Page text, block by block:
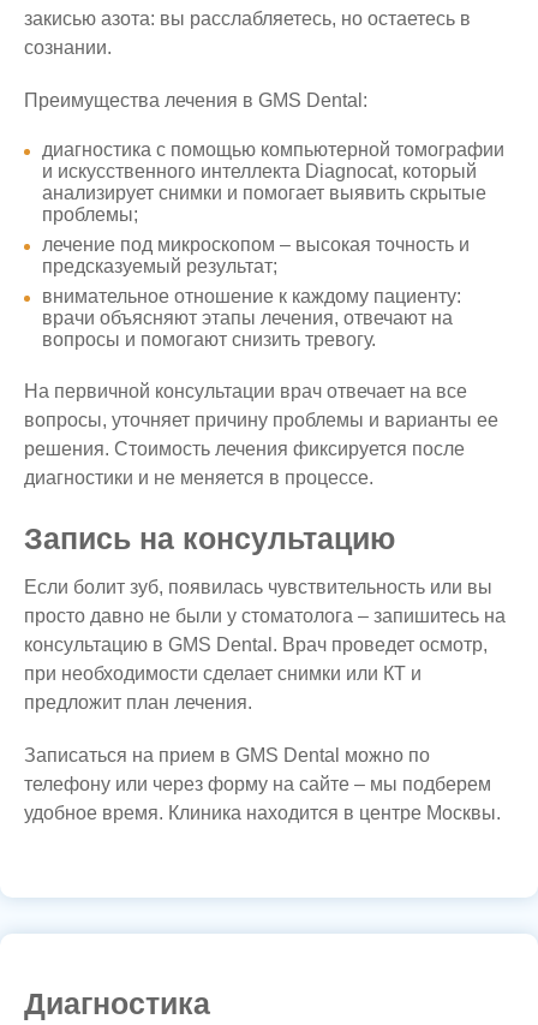
закисью азота: вы расслабляетесь, но остаетесь в
сознании.
Преимущества лечения в GMS Dental:
диагностика с помощью компьютерной томографии
и искусственного интеллекта Diagnocat, который
анализирует снимки и помогает выявить скрытые
проблемы;
лечение под микроскопом – высокая точность и
предсказуемый результат;
внимательное отношение к каждому пациенту:
врачи объясняют этапы лечения, отвечают на
вопросы и помогают снизить тревогу.
На первичной консультации врач отвечает на все
вопросы, уточняет причину проблемы и варианты ее
решения. Стоимость лечения фиксируется после
диагностики и не меняется в процессе.
Запись на консультацию
Если болит зуб, появилась чувствительность или вы
просто давно не были у стоматолога – запишитесь на
консультацию в GMS Dental. Врач проведет осмотр,
при необходимости сделает снимки или КТ и
предложит план лечения.
Записаться на прием в GMS Dental можно по
телефону или через форму на сайте – мы подберем
удобное время. Клиника находится в центре Москвы.
Диагностика